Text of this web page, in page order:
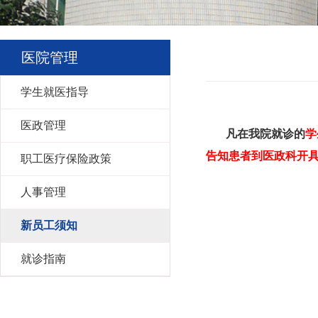
医院管理
学生就医指导
医政管理
职工医疗保险政策
人事管理
新员工须知
就诊指南
凡在我院就诊的
告知患者到医政科开